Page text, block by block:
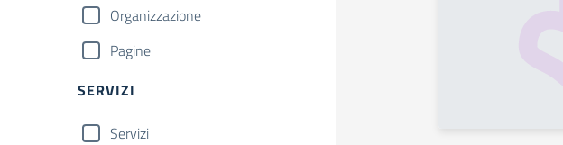
Organizzazione
Pagine
SERVIZI
Servizi